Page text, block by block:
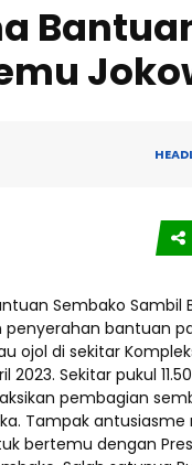
Sembako Sambil
penyerahan bantuan
ojol di sekitar
2023. Sekitar pukul
pembagian
Tampak
bertemu dengan